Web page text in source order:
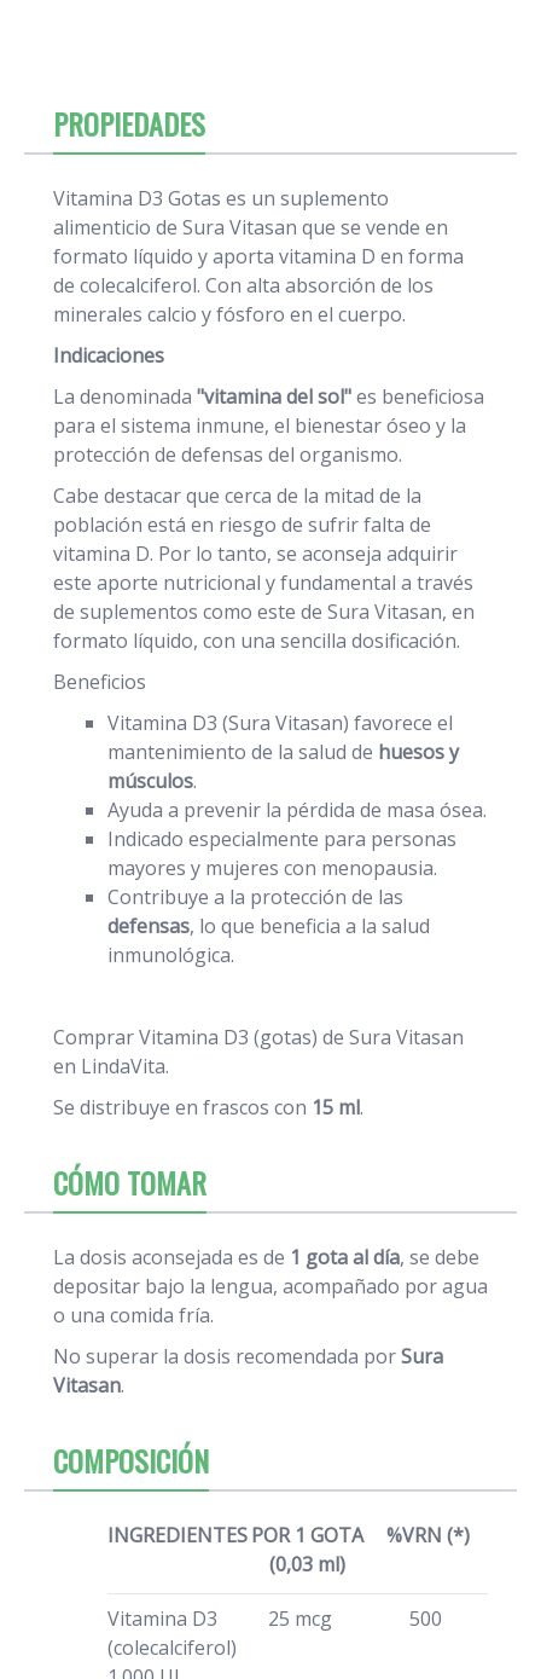
PROPIEDADES
Vitamina D3 Gotas es un suplemento
alimenticio de Sura Vitasan que se vende en
formato líquido y aporta vitamina D en forma
de colecalciferol. Con alta absorción de los
minerales calcio y fósforo en el cuerpo.
Indicaciones
La denominada "vitamina del sol"es beneficiosa
para el sistema inmune, el bienestar óseo y la
protección de defensas del organismo.
Cabe destacar que cerca de la mitad de la
población está en riesgo de sufrir falta de
vitamina D. Por lo tanto, se aconseja adquirir
este aporte nutricional y fundamental a través
de suplementos como este de Sura Vitasan, en
formato líquido, con una sencilla dosificación.
Beneficios
Vitamina D3 (Sura Vitasan) favorece el
mantenimiento de la salud de huesos y
músculos.
Ayuda a prevenir la pérdida de masa ósea.
Indicado especialmente para personas
mayores y mujeres con menopausia.
Contribuye a la protección de las
defensas, lo que beneficia a la salud
inmunológica.
Comprar Vitamina D3 (gotas) de Sura Vitasan
en LindaVita.
Se distribuye en frascos con 15 ml.
CÓMO TOMAR
La dosis aconsejada es de 1 gota al día, se debe
depositar bajo la lengua, acompañado por agua
o una comida fría.
No superar la dosis recomendada porSura
Vitasan.
COMPOSICIÓN
INGREDIENTESPOR 1 GOTA
(0,03 ml)
%VRN (*)
Vitamina D3
(colecalciferol)
25 mcg 500